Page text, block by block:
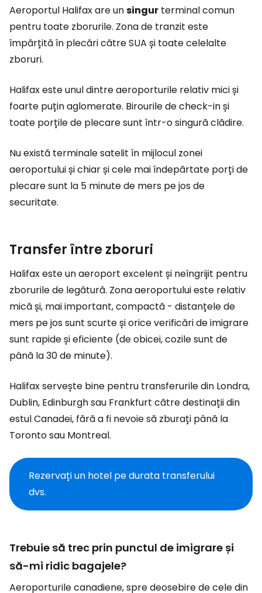
Aeroportul Halifax are unsingur terminal comun
pentru toate zborurile. Zona de tranzit este
împărțită în plecări către SUA și toate celelalte
zboruri.
Halifax este unul dintre aeroporturile relativ mici și
foarte puțin aglomerate. Birourile de check-in și
toate porțile de plecare sunt într-o singură clădire.
Nu există terminale satelit în mijlocul zonei
aeroportului și chiar și cele mai îndepărtate porți de
plecare sunt la 5 minute de mers pe jos de
securitate.
Transfer între zboruri
Halifax este un aeroport excelent și neîngrijit pentru
zborurile de legătură. Zona aeroportului este relativ
mică și, mai important, compactă - distanțele de
mers pe jos sunt scurte și orice verificări de imigrare
sunt rapide și eficiente (de obicei, cozile sunt de
până la 30 de minute).
Halifax servește bine pentru transferurile din Londra,
Dublin, Edinburgh sau Frankfurt către destinații din
estul Canadei, fără a fi nevoie să zburați până la
Toronto sau Montreal.
Rezervați un hotel pe durata transferului
dvs.
Trebuie să trec prin punctul de imigrare și
să-mi ridic bagajele?
Aeroporturile canadiene, spre deosebire de cele din